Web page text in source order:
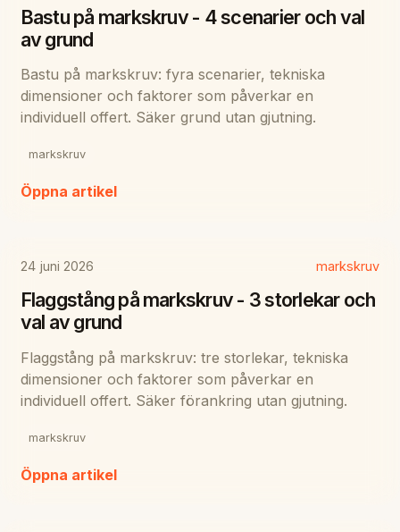
Bastu på markskruv - 4 scenarier och val
av grund
Bastu på markskruv: fyra scenarier, tekniska
dimensioner och faktorer som påverkar en
individuell offert. Säker grund utan gjutning.
markskruv
Öppna artikel
24 juni 2026 markskruv
Flaggstång på markskruv - 3 storlekar och
val av grund
Flaggstång på markskruv: tre storlekar, tekniska
dimensioner och faktorer som påverkar en
individuell offert. Säker förankring utan gjutning.
markskruv
Öppna artikel